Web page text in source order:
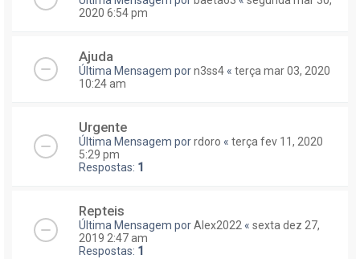
2020 6:54 pm
Ajuda
Última Mensagem porn3ss4 « terça mar 03, 2020
10:24 am
Urgente
Última Mensagem porrdoro « terça fev 11, 2020
5:29 pm
Respostas: 1
Repteis
Última Mensagem porAlex2022 « sexta dez 27,
2019 2:47 am
Respostas: 1